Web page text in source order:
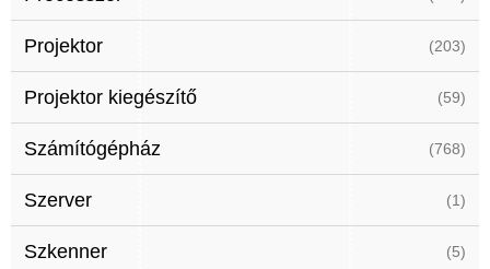
Projektor (203)
Projektor kiegészítő (59)
Számítógépház (768)
Szerver (1)
Szkenner (5)